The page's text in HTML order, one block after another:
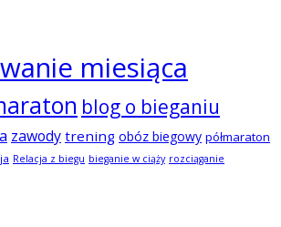
miesiąca
blog o bieganiu
zawody trening obóz biegowy półmaraton
Relacja z biegu bieganie w ciąży rozciąganie